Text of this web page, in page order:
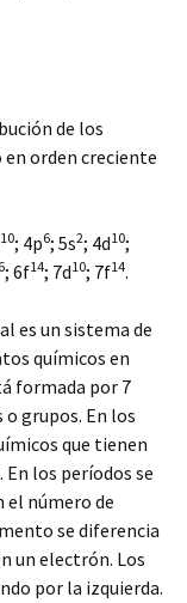
de los
orden creciente
10; 4p6; 5s2; 4d10;
6; 6f14; 7d10; 7f14.
es un sistema de
químicos en
formada por 7
grupos. En los
que tienen
En los períodos se
el número de
se diferencia
un electrón. Los
por la izquierda.